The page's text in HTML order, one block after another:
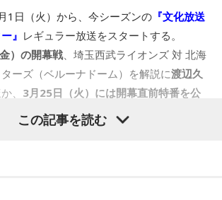
、ソウルからやってきた注目のオルタナ
ルーBalming Tigerへ。往年のYMOへのオ
バーお揃いの赤いスーツ姿で登場。この
で入場制限がかかり、外には長い入場待
だった。ダンスを取り入れたパフォーマ
るドラマ主題歌「Wash Away」で会場をさ
ったレジェンドも解説に登場。
野球観と個性が溢れる解説、そして白熱の
ライオンズナイター』を盛り上げる。
、山崎裕之、松沼博久、松沼雅之、笘篠
1日（火）から、今シーズンの 『文化放送
』 レギュラー放送をスタートする。
）の開幕戦 、埼玉西武ライオンズ 対 北海
ーズ（ベルーナドーム）を解説に渡辺久
、 3月25日（火）には開幕直前特番を公
この記事を読む